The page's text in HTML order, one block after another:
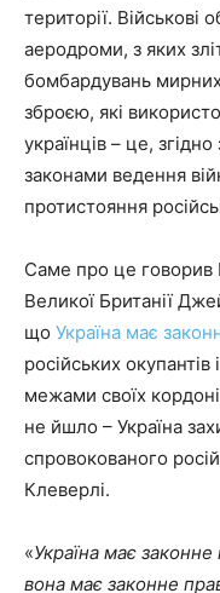
території. Військові
аеродроми, з яких
бомбардувань мирних
зброєю, які
українців – це,
законами ведення
протистояння
Саме про це говорив
Великої Британії
що Україна має
російських
межами своїх
не йшло – Україна
спровокованого
Клеверлі.
«Україна має
вона має законне